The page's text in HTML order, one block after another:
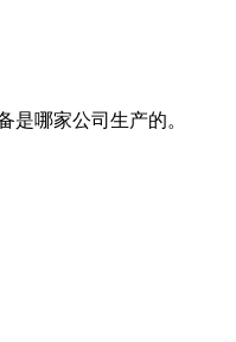
哪家公司生产的。